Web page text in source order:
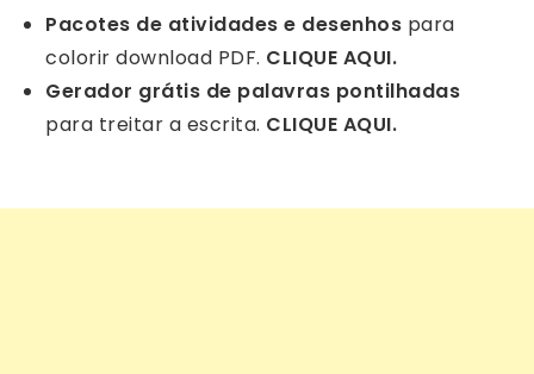
Pacotes de atividades e desenhos para
colorir download PDF. CLIQUE AQUI.
Gerador grátis de palavras pontilhadas
para treitar a escrita. CLIQUE AQUI.